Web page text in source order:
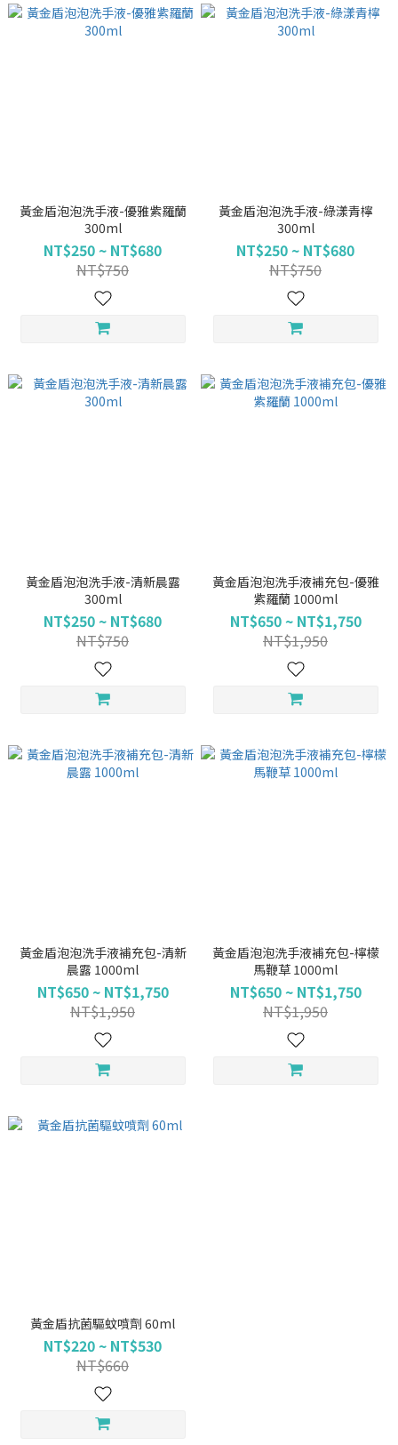
黃金盾泡泡洗手液-優雅紫羅蘭
300ml
NT$250 ~ NT$680
NT$750
黃金盾泡泡洗手液-綠漾青檸
300ml
NT$250 ~ NT$680
NT$750
黃金盾泡泡洗手液-清新晨露
300ml
NT$250 ~ NT$680
NT$750
黃金盾泡泡洗手液補充包-優雅
紫羅蘭 1000ml
NT$650 ~ NT$1,750
NT$1,950
黃金盾泡泡洗手液補充包-清新
晨露 1000ml
NT$650 ~ NT$1,750
NT$1,950
黃金盾泡泡洗手液補充包-檸檬
馬鞭草 1000ml
NT$650 ~ NT$1,750
NT$1,950
黃金盾抗菌驅蚊噴劑 60ml
NT$220 ~ NT$530
NT$660